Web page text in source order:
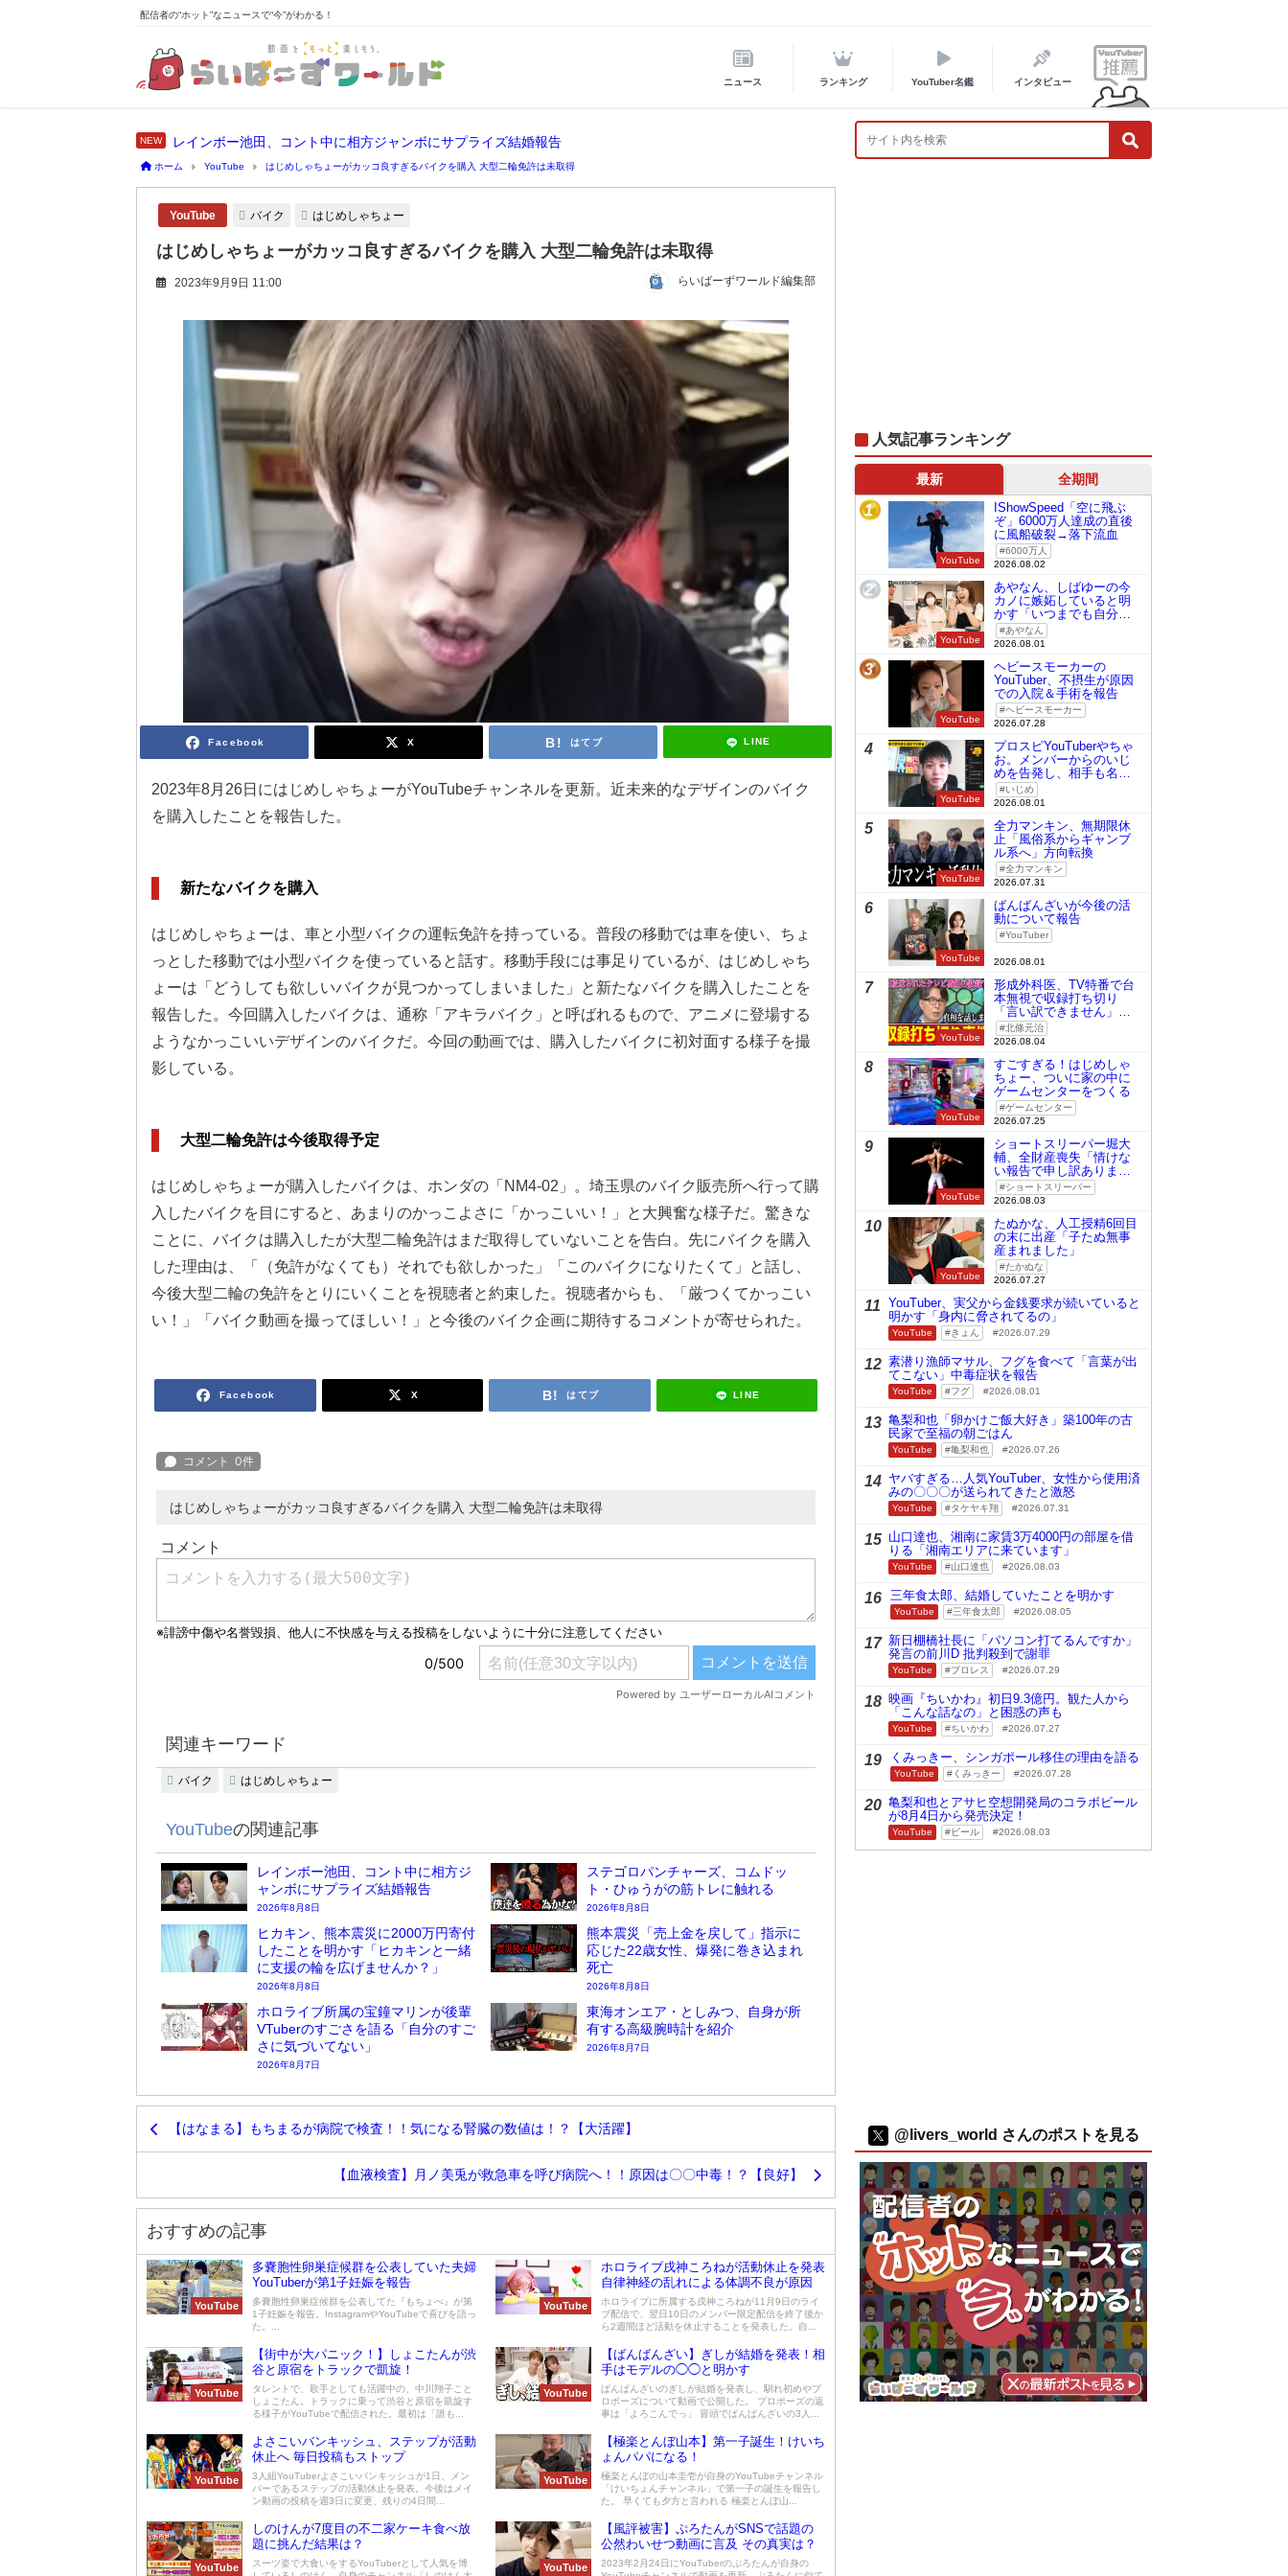
配信者の“ホット”なニュースで“今”がわかる！
ニュース ランキング YouTuber名鑑 インタビュー
レインボー池田、コント中に相方ジャンボにサプライズ結婚報告
ホーム YouTube はじめしゃちょーがカッコ良すぎるバイクを購入 大型二輪免許は未取得
YouTube バイク はじめしゃちょー
はじめしゃちょーがカッコ良すぎるバイクを購入 大型二輪免許は未取得
2023年9月9日 11:00 らいばーずワールド編集部
Facebook X はてブ LINE
2023年8月26日にはじめしゃちょーがYouTubeチャンネルを更新。近未来的なデザインのバイク
を購入したことを報告した。
新たなバイクを購入
はじめしゃちょーは、車と小型バイクの運転免許を持っている。普段の移動では車を使い、ちょ
っとした移動では小型バイクを使っていると話す。移動手段には事足りているが、はじめしゃち
ょーは「どうしても欲しいバイクが見つかってしまいました」と新たなバイクを購入したことを
報告した。今回購入したバイクは、通称「アキラバイク」と呼ばれるもので、アニメに登場する
ようなかっこいいデザインのバイクだ。今回の動画では、購入したバイクに初対面する様子を撮
影している。
大型二輪免許は今後取得予定
はじめしゃちょーが購入したバイクは、ホンダの「NM4-02」。埼玉県のバイク販売所へ行って購
入したバイクを目にすると、あまりのかっこよさに「かっこいい！」と大興奮な様子だ。驚きな
ことに、バイクは購入したが大型二輪免許はまだ取得していないことを告白。先にバイクを購入
した理由は、「（免許がなくても）それでも欲しかった」「このバイクになりたくて」と話し、
今後大型二輪の免許をとりにいくことを視聴者と約束した。視聴者からも、「厳つくてかっこい
い！」「バイク動画を撮ってほしい！」と今後のバイク企画に期待するコメントが寄せられた。
Facebook X はてブ LINE
はじめしゃちょーがカッコ良すぎるバイクを購入 大型二輪免許は未取得
関連キーワード
バイク はじめしゃちょー
YouTubeの関連記事
レインボー池田、コント中に相方ジ
ャンボにサプライズ結婚報告
2026年8月8日
ステゴロパンチャーズ、コムドッ
ト・ひゅうがの筋トレに触れる
2026年8月8日
ヒカキン、熊本震災に2000万円寄付
したことを明かす「ヒカキンと一緒
に支援の輪を広げませんか？」
2026年8月8日
熊本震災「売上金を戻して」指示に
応じた22歳女性、爆発に巻き込まれ
死亡
2026年8月8日
ホロライブ所属の宝鐘マリンが後輩
VTuberのすごさを語る「自分のすご
さに気づいてない」
2026年8月7日
東海オンエア・としみつ、自身が所
有する高級腕時計を紹介
2026年8月7日
【はなまる】もちまるが病院で検査！！気になる腎臓の数値は！？【大活躍】
【血液検査】月ノ美兎が救急車を呼び病院へ！！原因は〇〇中毒！？【良好】
おすすめの記事
YouTube
多嚢胞性卵巣症候群を公表していた夫婦
YouTuberが第1子妊娠を報告
多嚢胞性卵巣症候群を公表してた『もちょぺ』が第
1子妊娠を報告。InstagramやYouTubeで喜びを語っ
た。...
YouTube
ホロライブ戌神ころねが活動休止を発表
自律神経の乱れによる体調不良が原因
ホロライブに所属する戌神ころねが11月9日のライ
ブ配信で、翌日10日のメンバー限定配信を終了後か
ら2週間ほど活動を休止することを発表した。自...
YouTube
【街中が大パニック！】しょこたんが渋
谷と原宿をトラックで凱旋！
タレントで、歌手としても活躍中の、中川翔子こと
しょこたん。トラックに乗って渋谷と原宿を凱旋す
る様子がYouTubeで配信された。最初は「誰も...
YouTube
【ばんばんざい】ぎしが結婚を発表！相
手はモデルの◯◯と明かす
ばんばんざいのぎしが結婚を発表し、馴れ初めやプ
ロポーズについて動画で公開した。 プロポーズの返
事は「よろこんでっ」 冒頭でばんばんざいの3人...
YouTube
よさこいバンキッシュ、ステップが活動
休止へ 毎日投稿もストップ
3人組YouTuberよさこいバンキッシュが1日、メン
バーであるステップの活動休止を発表。今後はメイ
ン動画の投稿を週3日に変更、残りの4日間...
YouTube
【極楽とんぼ山本】第一子誕生！けいち
ょんパパになる！
極楽とんぼの山本圭壱が自身のYouTubeチャンネル
「けいちょんチャンネル」で第一子の誕生を報告し
た。 早くても夕方と言われる 極楽とんぼ山...
YouTube
しのけんが7度目の不二家ケーキ食べ放
題に挑んだ結果は？
スーツ姿で大食いをするYouTuberとして人気を博
YouTube
【風評被害】ぷろたんがSNSで話題の
公然わいせつ動画に言及 その真実は？
2023年2月24日にYouTuberのぷろたんが自身の
人気記事ランキング
最新 全期間
1
YouTube
IShowSpeed「空に飛ぶ
ぞ」6000万人達成の直後
に風船破裂→落下流血
6000万人
2026.08.02
2
YouTube
あやなん、しばゆーの今
カノに嫉妬していると明
かす「いつまでも自分の
ものみたいに…」
あやなん
2026.08.01
3
YouTube
ヘビースモーカーの
YouTuber、不摂生が原因
での入院＆手術を報告
ヘビースモーカー
2026.07.28
4
YouTube
プロスピYouTuberやちゃ
お。メンバーからのいじ
めを告発し、相手も名指
しで批判
いじめ
2026.08.01
5
YouTube
全力マンキン、無期限休
止「風俗系からギャンブ
ル系へ」方向転換
全力マンキン
2026.07.31
6
YouTube
ばんばんざいが今後の活
動について報告
YouTuber
2026.08.01
7
YouTube
形成外科医、TV特番で台
本無視で収録打ち切り
「言い訳できません」と
謝罪北條元治
2026.08.04
8
YouTube
すごすぎる！はじめしゃ
ちょー、ついに家の中に
ゲームセンターをつくる
ゲームセンター
2026.07.25
9
YouTube
ショートスリーパー堀大
輔、全財産喪失「情けな
い報告で申し訳ありませ
ん」ショートスリーパー
2026.08.03
10
YouTube
たぬかな、人工授精6回目
の末に出産「子たぬ無事
産まれました」
たかぬな
2026.07.27
11
YouTuber、実父から金銭要求が続いていると
明かす「身内に脅されてるの」
YouTube きょん 2026.07.29
12 素潜り漁師マサル、フグを食べて「言葉が出
てこない」中毒症状を報告
YouTube フグ 2026.08.01
13 亀梨和也「卵かけご飯大好き」築100年の古
民家で至福の朝ごはん
YouTube 亀梨和也 2026.07.26
14 ヤバすぎる…人気YouTuber、女性から使用済
みの〇〇〇が送られてきたと激怒
YouTube タケヤキ翔 2026.07.31
15 山口達也、湘南に家賃3万4000円の部屋を借
りる「湘南エリアに来ています」
YouTube 山口達也 2026.08.03
16 三年食太郎、結婚していたことを明かす
YouTube 三年食太郎 2026.08.05
17 新日棚橋社長に「パソコン打てるんですか」
発言の前川D 批判殺到で謝罪
YouTube プロレス 2026.07.29
18 映画『ちいかわ』初日9.3億円。観た人から
「こんな話なの」と困惑の声も
YouTube ちいかわ 2026.07.27
19 くみっきー、シンガポール移住の理由を語る
YouTube くみっきー 2026.07.28
20 亀梨和也とアサヒ空想開発局のコラボビール
が8月4日から発売決定！
YouTube ビール 2026.08.03
@livers_world さんのポストを見る